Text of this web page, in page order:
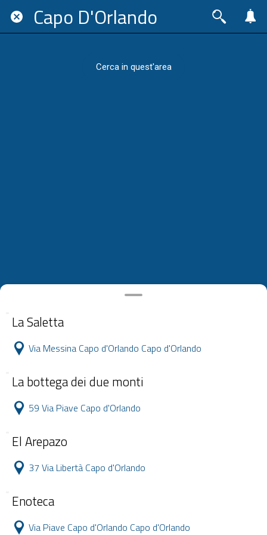
Capo D'Orlando
La Saletta
Via Messina Capo d'Orlando Capo d'Orlando
La bottega dei due monti
59 Via Piave Capo d'Orlando
El Arepazo
37 Via Libertà Capo d'Orlando
Enoteca
Via Piave Capo d'Orlando Capo d'Orlando
Cerca in quest'area